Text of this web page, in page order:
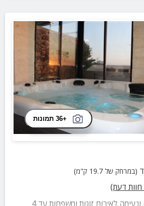
+36 תמונות
(במרחק של 19.7 ק"מ)
חוות דעת)
סוויטה מקסימה ונעימה לאירוח זוגות ומשפחות עד 4